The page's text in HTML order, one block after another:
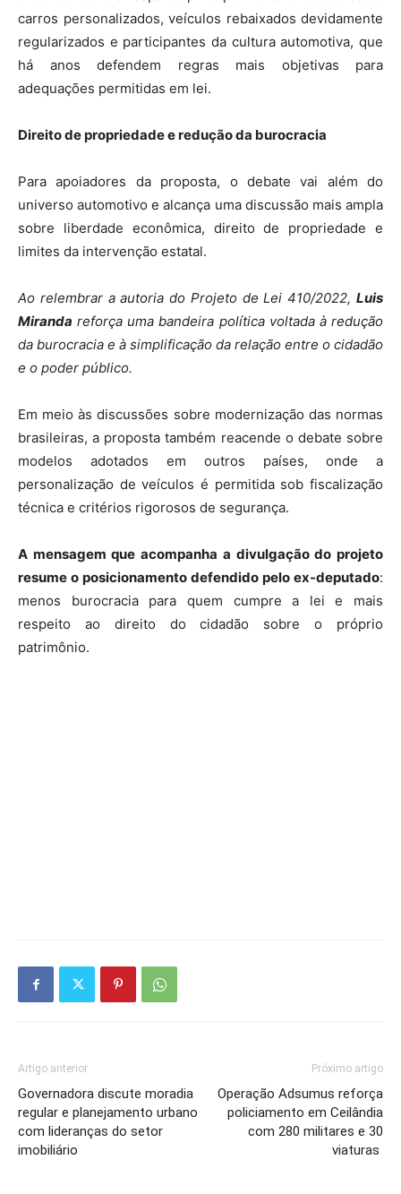
carros personalizados, veículos rebaixados devidamente
regularizados e participantes da cultura automotiva, que
há anos defendem regras mais objetivas para
adequações permitidas em lei.
Direito de propriedade e redução da burocracia
Para apoiadores da proposta, o debate vai além do
universo automotivo e alcança uma discussão mais ampla
sobre liberdade econômica, direito de propriedade e
limites da intervenção estatal.
Ao relembrar a autoria do Projeto de Lei 410/2022, Luis
Miranda reforça uma bandeira política voltada à redução
da burocracia e à simplificação da relação entre o cidadão
e o poder público.
Em meio às discussões sobre modernização das normas
brasileiras, a proposta também reacende o debate sobre
modelos adotados em outros países, onde a
personalização de veículos é permitida sob fiscalização
técnica e critérios rigorosos de segurança.
A mensagem que acompanha a divulgação do projeto
resume o posicionamento defendido pelo ex-deputado:
menos burocracia para quem cumpre a lei e mais
respeito ao direito do cidadão sobre o próprio
patrimônio.
Artigo anterior
Governadora discute moradia
regular e planejamento urbano
com lideranças do setor
imobiliário
Próximo artigo
Operação Adsumus reforça
policiamento em Ceilândia
com 280 militares e 30
viaturas